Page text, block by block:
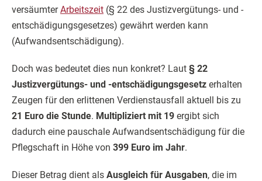
versäumterArbeitszeit (§ 22 des Justizvergütungs- und -
entschädigungsgesetzes) gewährt werden kann
(Aufwandsentschädigung).
Doch was bedeutet dies nun konkret? Laut § 22
Justizvergütungs- und -entschädigungsgesetz erhalten
Zeugen für den erlittenen Verdienstausfall aktuell bis zu
21 Euro die Stunde. Multipliziert mit 19 ergibt sich
dadurch eine pauschale Aufwandsentschädigung für die
Pflegschaft in Höhe von 399 Euro im Jahr.
Dieser Betrag dient als Ausgleich für Ausgaben, die im